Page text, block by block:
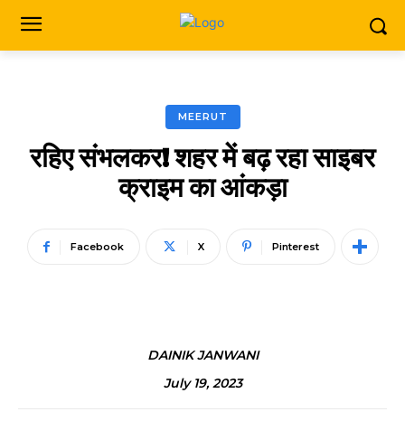
MEERUT
रहिए संभलकर! शहर में बढ़ रहा साइबर
क्राइम का आंकड़ा
Facebook X Pinterest
DAINIK JANWANI
July 19, 2023